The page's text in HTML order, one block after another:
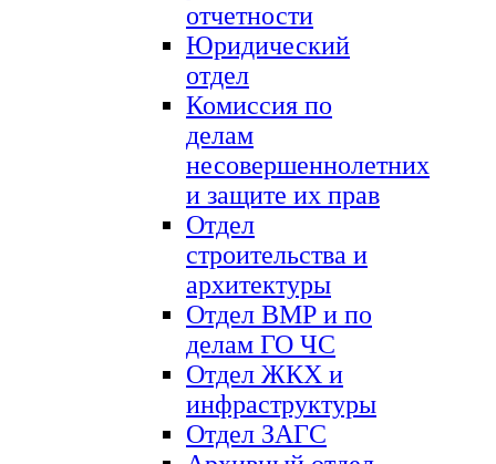
отчетности
Юридический
отдел
Комиссия по
делам
несовершеннолетних
и защите их прав
Отдел
строительства и
архитектуры
Отдел ВМР и по
делам ГО ЧС
Отдел ЖКХ и
инфраструктуры
Отдел ЗАГС